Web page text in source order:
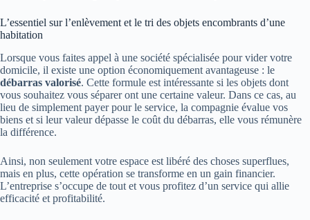
L’essentiel sur l’enlèvement et le tri des objets encombrants d’une
habitation
Lorsque vous faites appel à une société spécialisée pour vider votre
domicile, il existe une option économiquement avantageuse : le
débarras valorisé. Cette formule est intéressante si les objets dont
vous souhaitez vous séparer ont une certaine valeur. Dans ce cas, au
lieu de simplement payer pour le service, la compagnie évalue vos
biens et si leur valeur dépasse le coût du débarras, elle vous rémunère
la différence.
Ainsi, non seulement votre espace est libéré des choses superflues,
mais en plus, cette opération se transforme en un gain financier.
L’entreprise s’occupe de tout et vous profitez d’un service qui allie
efficacité et profitabilité.